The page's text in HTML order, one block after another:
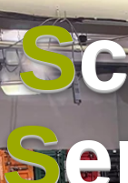
S
S